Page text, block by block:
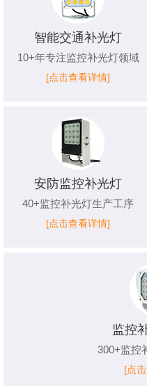
智能交通补光灯
10+年专注监控补光灯领域
[点击查看详情]
安防监控补光灯
40+监控补光灯生产工序
[点击查看详情]
监控
300+监控
[点